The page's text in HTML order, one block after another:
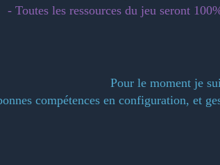
- Toutes les ressources du jeu seront
Pour le moment je
compétences en configuration, et